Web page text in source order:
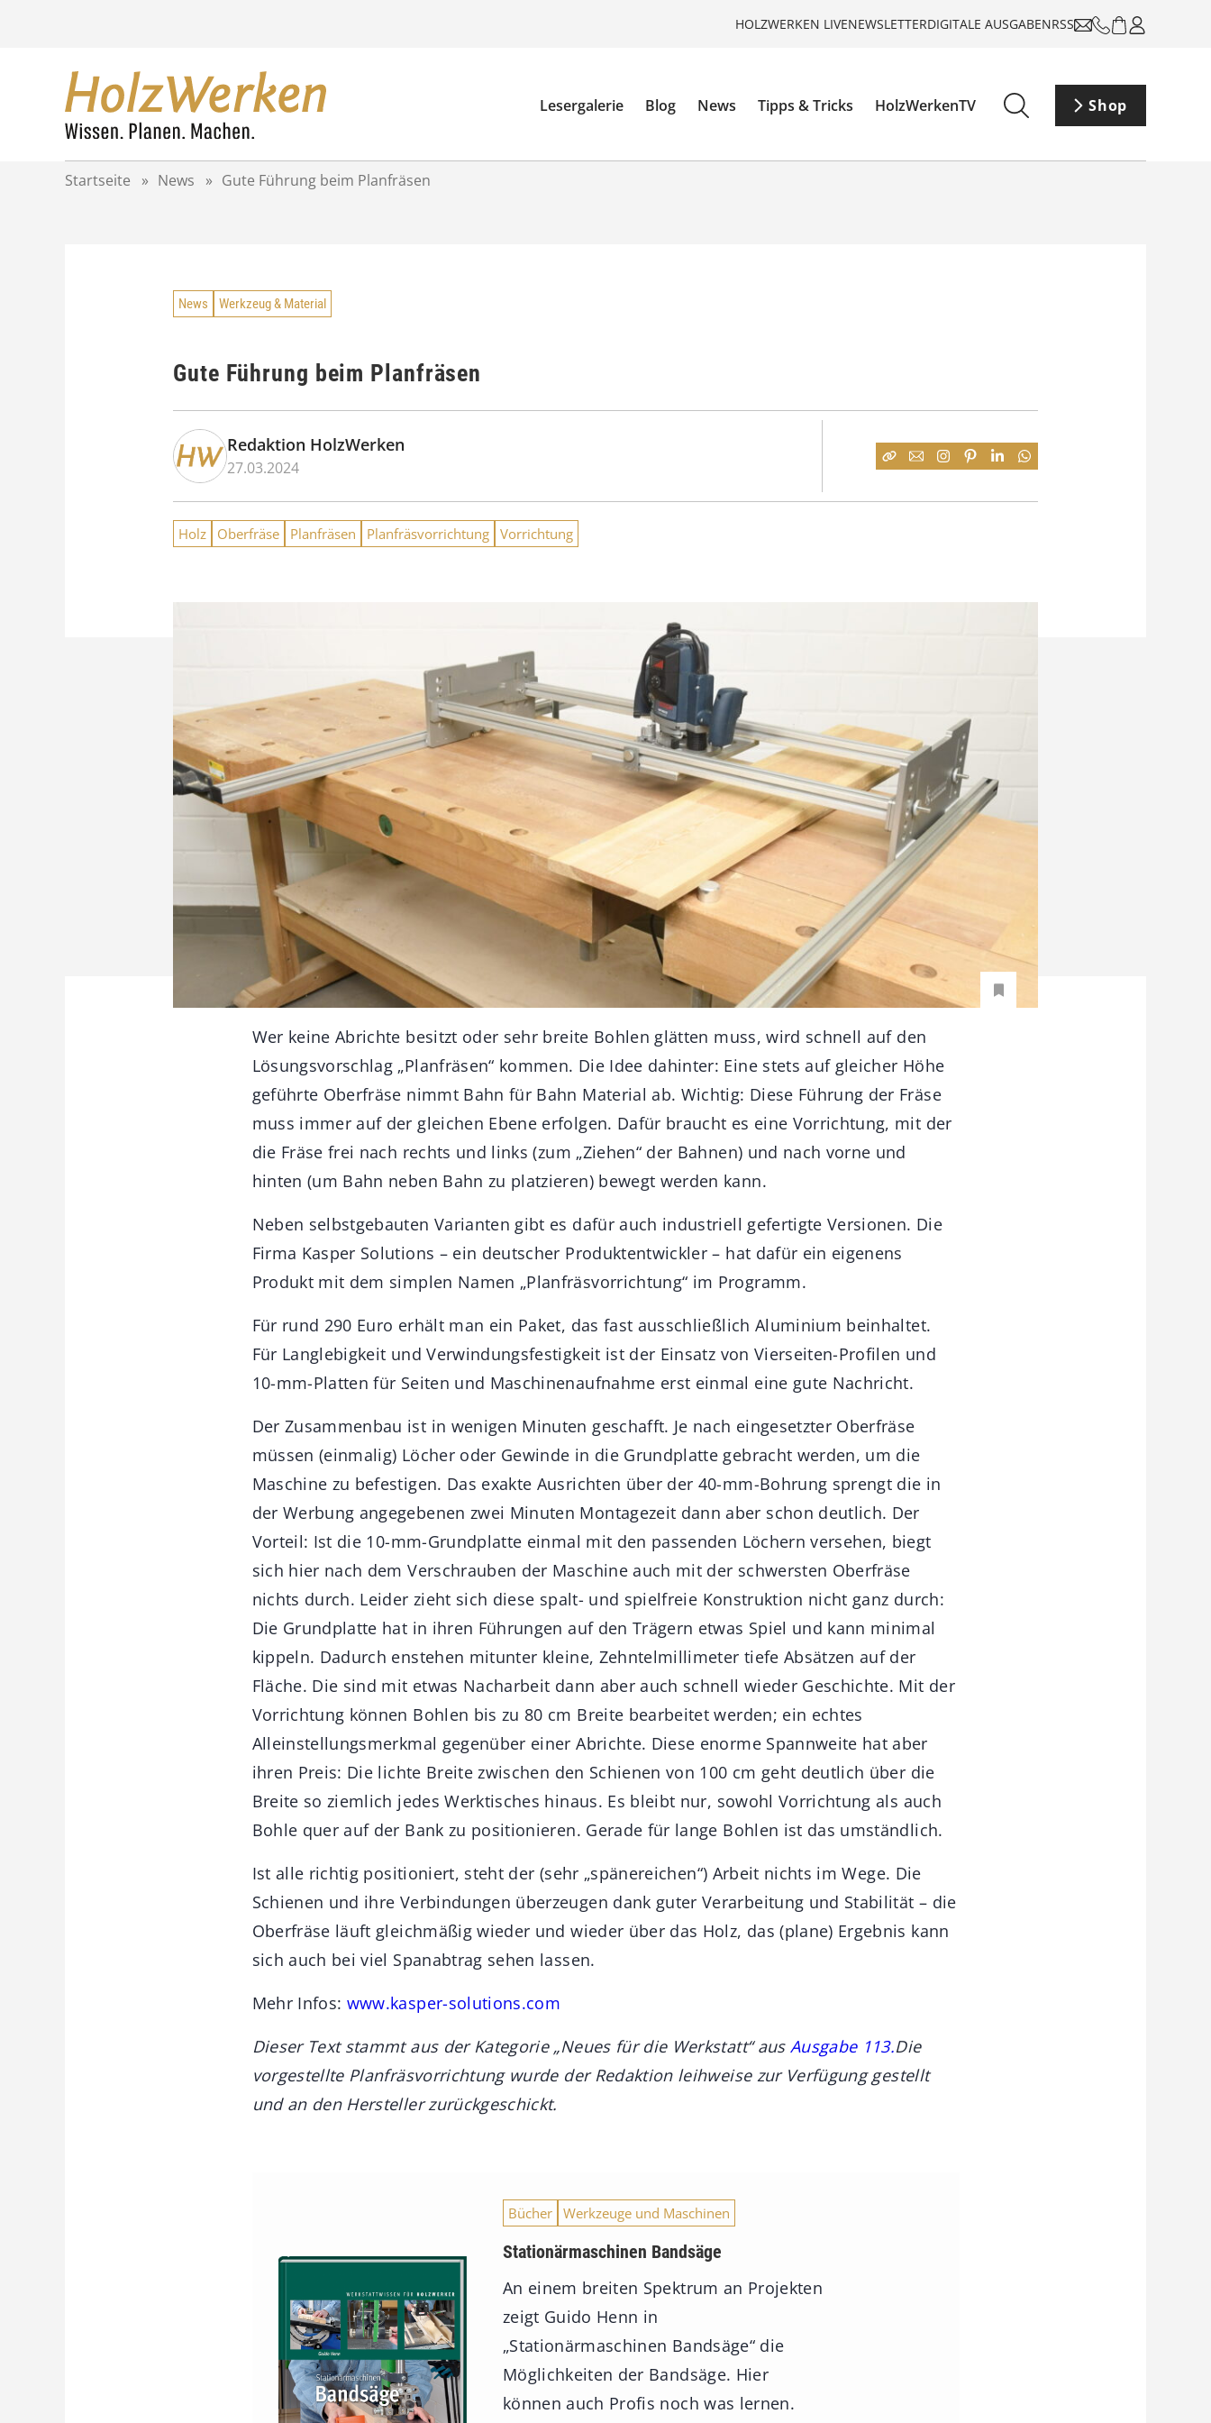
HOLZWERKEN LIVENEWSLETTERDIGITALE AUSGABENRSS
Lesergalerie Blog News Tipps & Tricks HolzWerkenTV Shop
Startseite » News » Gute Führung beim Planfräsen
News Werkzeug & Material
Gute Führung beim Planfräsen
Redaktion HolzWerken
27.03.2024
Holz Oberfräse Planfräsen Planfräsvorrichtung Vorrichtung
Wer keine Abrichte besitzt oder sehr breite Bohlen glätten muss, wird schnell auf den
Lösungsvorschlag „Planfräsen“ kommen. Die Idee dahinter: Eine stets auf gleicher Höhe
geführte Oberfräse nimmt Bahn für Bahn Material ab. Wichtig: Diese Führung der Fräse
muss immer auf der gleichen Ebene erfolgen. Dafür braucht es eine Vorrichtung, mit der
die Fräse frei nach rechts und links (zum „Ziehen“ der Bahnen) und nach vorne und
hinten (um Bahn neben Bahn zu platzieren) bewegt werden kann.
Neben selbstgebauten Varianten gibt es dafür auch industriell gefertigte Versionen. Die
Firma Kasper Solutions – ein deutscher Produktentwickler – hat dafür ein eigenens
Produkt mit dem simplen Namen „Planfräsvorrichtung“ im Programm.
Für rund 290 Euro erhält man ein Paket, das fast ausschließlich Aluminium beinhaltet.
Für Langlebigkeit und Verwindungsfestigkeit ist der Einsatz von Vierseiten-Profilen und
10-mm-Platten für Seiten und Maschinenaufnahme erst einmal eine gute Nachricht.
Der Zusammenbau ist in wenigen Minuten geschafft. Je nach eingesetzter Oberfräse
müssen (einmalig) Löcher oder Gewinde in die Grundplatte gebracht werden, um die
Maschine zu befestigen. Das exakte Ausrichten über der 40-mm-Bohrung sprengt die in
der Werbung angegebenen zwei Minuten Montagezeit dann aber schon deutlich. Der
Vorteil: Ist die 10-mm-Grundplatte einmal mit den passenden Löchern versehen, biegt
sich hier nach dem Verschrauben der Maschine auch mit der schwersten Oberfräse
nichts durch. Leider zieht sich diese spalt- und spielfreie Konstruktion nicht ganz durch:
Die Grundplatte hat in ihren Führungen auf den Trägern etwas Spiel und kann minimal
kippeln. Dadurch enstehen mitunter kleine, Zehntelmillimeter tiefe Absätzen auf der
Fläche. Die sind mit etwas Nacharbeit dann aber auch schnell wieder Geschichte. Mit der
Vorrichtung können Bohlen bis zu 80 cm Breite bearbeitet werden; ein echtes
Alleinstellungsmerkmal gegenüber einer Abrichte. Diese enorme Spannweite hat aber
ihren Preis: Die lichte Breite zwischen den Schienen von 100 cm geht deutlich über die
Breite so ziemlich jedes Werktisches hinaus. Es bleibt nur, sowohl Vorrichtung als auch
Bohle quer auf der Bank zu positionieren. Gerade für lange Bohlen ist das umständlich.
Ist alle richtig positioniert, steht der (sehr „spänereichen“) Arbeit nichts im Wege. Die
Schienen und ihre Verbindungen überzeugen dank guter Verarbeitung und Stabilität – die
Oberfräse läuft gleichmäßig wieder und wieder über das Holz, das (plane) Ergebnis kann
sich auch bei viel Spanabtrag sehen lassen.
Mehr Infos: www.kasper-solutions.com
Dieser Text stammt aus der Kategorie „Neues für die Werkstatt“ aus Ausgabe 113.Die
vorgestellte Planfräsvorrichtung wurde der Redaktion leihweise zur Verfügung gestellt
und an den Hersteller zurückgeschickt.
Bücher Werkzeuge und Maschinen
Stationärmaschinen Bandsäge
An einem breiten Spektrum an Projekten
zeigt Guido Henn in
„Stationärmaschinen Bandsäge“ die
Möglichkeiten der Bandsäge. Hier
können auch Profis noch was lernen.